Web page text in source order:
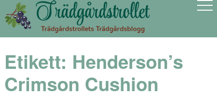
Etikett: Henderson’s
Crimson Cushion